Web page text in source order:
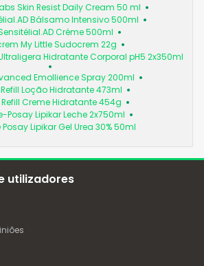
Skin Resist Daily Cream 50 ml
Bálsamo Intensivo 500ml
Créme 500ml
My Little Sudocrem 22g
Hidratante Corporal pH5 2x350ml
Emollience Spray 200ml
Loção Hidratante 473ml
Creme Hidratante 454g
Posay Lipikar Leche 2x750ml
Posay Lipikar Gel Urea 30% 50ml
utilizadores